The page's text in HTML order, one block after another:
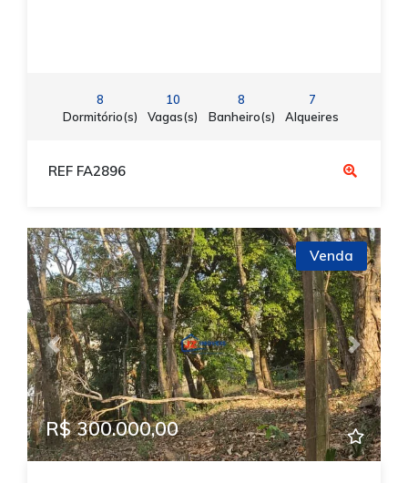
8
Dormitório(s)
10
Vagas(s)
8
Banheiro(s)
7
Alqueires
REF FA2896
Previous Next
Venda
R$ 300.000,00